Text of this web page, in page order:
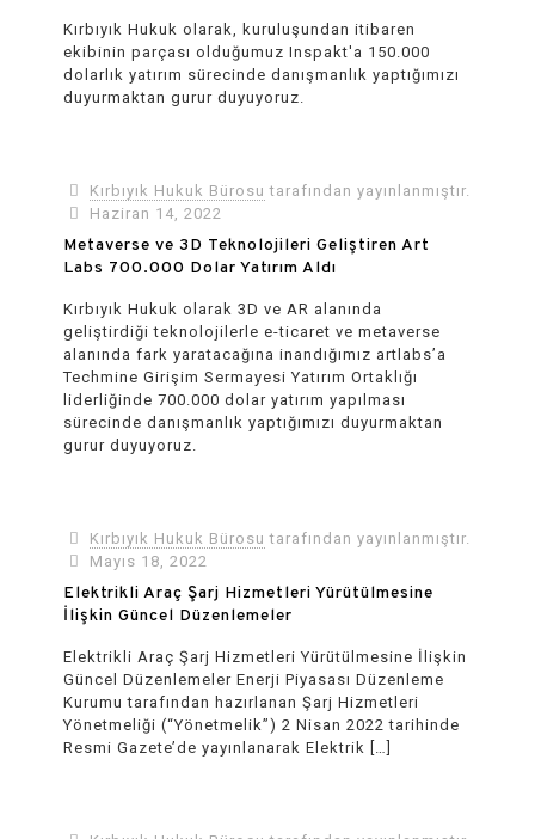
Kırbıyık Hukuk olarak, kuruluşundan itibaren
ekibinin parçası olduğumuz Inspakt'a 150.000
dolarlık yatırım sürecinde danışmanlık yaptığımızı
duyurmaktan gurur duyuyoruz.​
Kırbıyık Hukuk Bürosu tarafından yayınlanmıştır.
Haziran 14, 2022
Metaverse ve 3D Teknolojileri Geliştiren Art
Labs 700.000 Dolar Yatırım Aldı
Kırbıyık Hukuk olarak 3D ve AR alanında
geliştirdiği teknolojilerle e-ticaret ve metaverse
alanında fark yaratacağına inandığımız artlabs’a
Techmine Girişim Sermayesi Yatırım Ortaklığı
liderliğinde 700.000 dolar yatırım yapılması
sürecinde danışmanlık yaptığımızı duyurmaktan
gurur duyuyoruz.
Kırbıyık Hukuk Bürosu tarafından yayınlanmıştır.
Mayıs 18, 2022
Elektrikli Araç Şarj Hizmetleri Yürütülmesine
İlişkin Güncel Düzenlemeler
Elektrikli Araç Şarj Hizmetleri Yürütülmesine İlişkin
Güncel Düzenlemeler Enerji Piyasası Düzenleme
Kurumu tarafından hazırlanan Şarj Hizmetleri
Yönetmeliği (“Yönetmelik”) 2 Nisan 2022 tarihinde
Resmi Gazete’de yayınlanarak Elektrik […]